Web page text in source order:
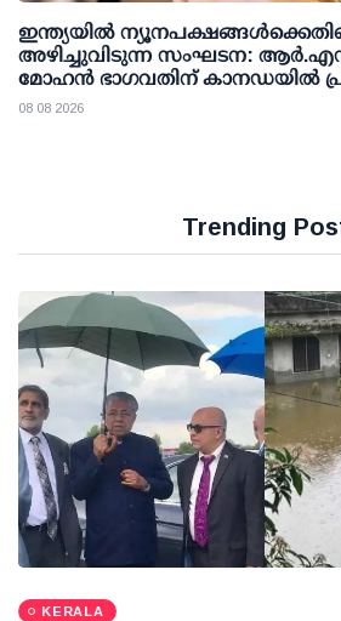
ഇന്ത്യയില്‍
അഴിച്ചുവിടുന്ന സംഘടന:
മോഹന്‍ ഭാഗവതിന് കാനഡയില്‍
ഏര്‍പ്പെടുത്തണമെന്ന് എന്‍.ഡി.പി
08 08 2026
Trending
KERALA